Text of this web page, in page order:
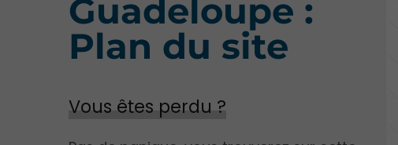
Guadeloupe :
Plan du site
Vous êtes perdu ?